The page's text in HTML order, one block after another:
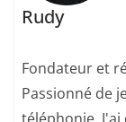
Rudy
Fondateur et
Passionné de